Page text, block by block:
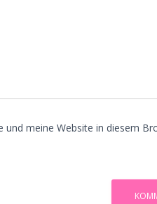
und meine Website in diesem